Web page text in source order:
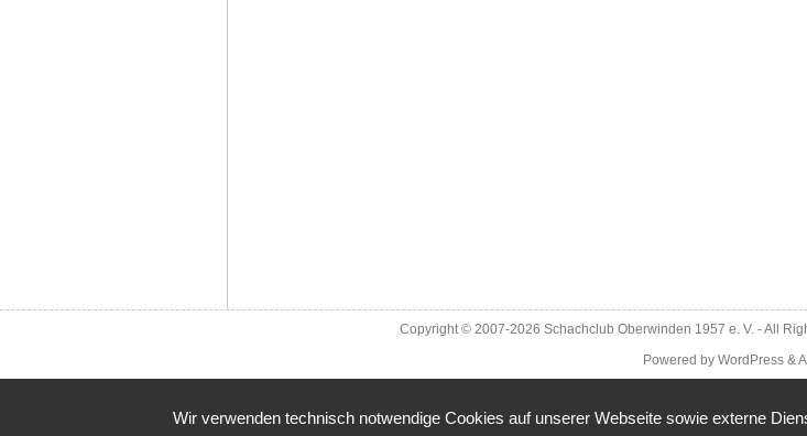
Copyright © 2007-2026 Schachclub Oberwinden 1957 e. V.- All
Powered by WordPress&
Wir verwenden technisch notwendige Cookies auf unserer Webseite sowie externe